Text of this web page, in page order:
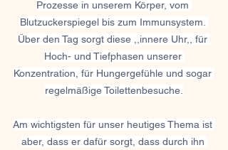
Prozesse in unserem Körper, vom
Blutzuckerspiegel bis zum Immunsystem.
Über den Tag sorgt diese ,,innere Uhr,, für
Hoch- und Tiefphasen unserer
Konzentration, für Hungergefühle und sogar
regelmäßige Toilettenbesuche.
Am wichtigsten für unser heutiges Thema ist
aber, dass er dafür sorgt, dass durch ihn